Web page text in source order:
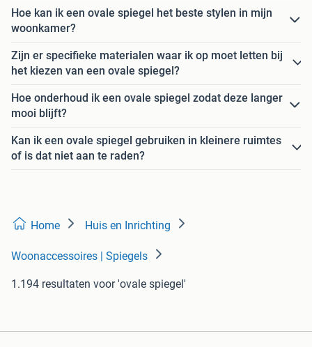
Hoe kan ik een ovale spiegel het beste stylen in mijn
woonkamer?
Zijn er specifieke materialen waar ik op moet letten bij
het kiezen van een ovale spiegel?
Hoe onderhoud ik een ovale spiegel zodat deze langer
mooi blijft?
Kan ik een ovale spiegel gebruiken in kleinere ruimtes
of is dat niet aan te raden?
Home Huis en Inrichting
Woonaccessoires | Spiegels
1.194 resultaten voor 'ovale spiegel'